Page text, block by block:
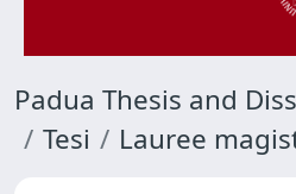
Padua Thesis and
Tesi
Lauree